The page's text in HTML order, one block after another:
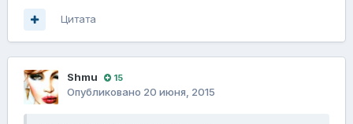
Цитата
Shmu 15
Опубликовано 20 июня, 2015